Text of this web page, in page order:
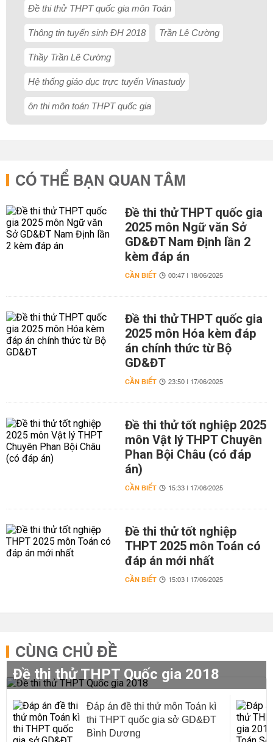
Đề thi thử THPT quốc gia môn Toán
Thông tin tuyển sinh ĐH 2018 Trần Lê Cường
Thầy Trần Lê Cường
Hệ thống giáo dục trực tuyến Vinastudy
ôn thi môn toán THPT quốc gia
CÓ THỂ BẠN QUAN TÂM
Đề thi thử THPT quốc gia
2025 môn Ngữ văn Sở
GD&ĐT Nam Định lần 2
kèm đáp án
CẦN BIẾT 00:47 | 18/06/2025
Đề thi thử THPT quốc gia
2025 môn Hóa kèm đáp
án chính thức từ Bộ
GD&ĐT
CẦN BIẾT 23:50 | 17/06/2025
Đề thi thử tốt nghiệp 2025
môn Vật lý THPT Chuyên
Phan Bội Châu (có đáp
án)
CẦN BIẾT 15:33 | 17/06/2025
Đề thi thử tốt nghiệp
THPT 2025 môn Toán có
đáp án mới nhất
CẦN BIẾT 15:03 | 17/06/2025
CÙNG CHỦ ĐỀ
Đề thi thử THPT Quốc gia 2018
Đáp án đề thi thử môn Toán kì
thi THPT quốc gia sở GD&ĐT
Bình Dương